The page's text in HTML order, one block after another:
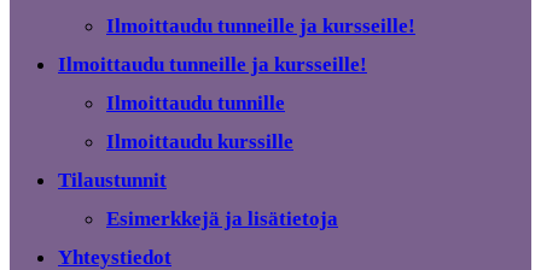
Ilmoittaudu tunneille ja kursseille!
Ilmoittaudu tunneille ja kursseille!
Ilmoittaudu tunnille
Ilmoittaudu kurssille
Tilaustunnit
Esimerkkejä ja lisätietoja
Yhteystiedot